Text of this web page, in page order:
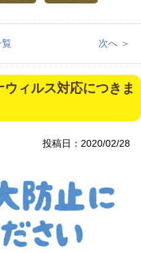
覧 次へ ＞
ウィルス対応につきま
投稿日：2020/02/28